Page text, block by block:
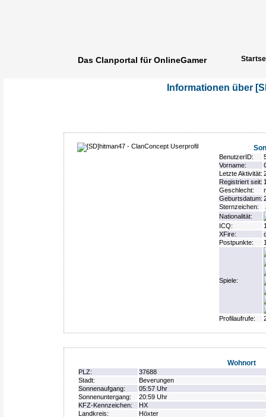
Das Clanportal für OnlineGamer
Informationen über
BenutzerID:
Vorname:
Letzte Aktivität:
Registriert seit:
Geschlecht:
Geburtsdatum:
Sternzeichen:
Nationalität:
ICQ:
XFire:
Postpunkte:
Spiele:
Profilaufrufe:
Wohnort
PLZ:
37688
Stadt:
Beverungen
Sonnenaufgang:
05:57 Uhr
Sonnenuntergang:
20:59 Uhr
KFZ-Kennzeichen:
HX
Landkreis:
Höxter